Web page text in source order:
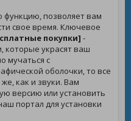
функцию, позволяет вам
свое время. Ключевое
покупки] -
которые украсят ваш
мучаться с
оболочки, то все
как и звуки. Вам
версию или установить
портал для установки